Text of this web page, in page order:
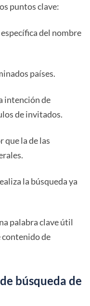
puntos clave:
del nombre
países.
intención de
de invitados.
que la de las
la búsqueda ya
palabra clave útil
contenido de
búsqueda de